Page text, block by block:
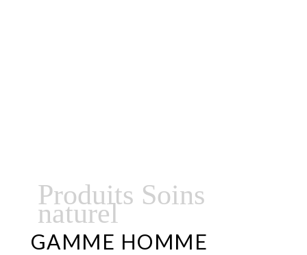
Produits Soins
naturel
GAMME HOMME